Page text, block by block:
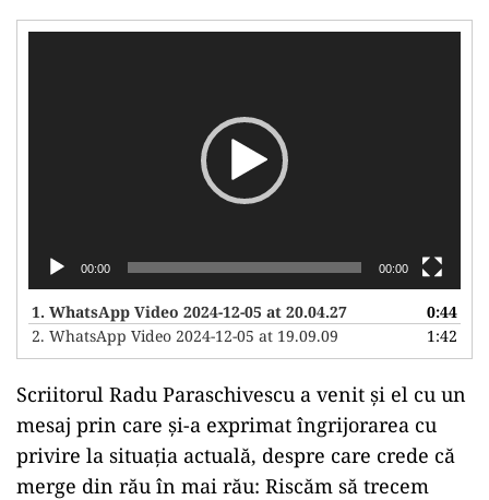
00:00 00:00
1. WhatsApp Video 2024-12-05 at 20.04.27
0:44
2. WhatsApp Video 2024-12-05 at 19.09.09 1:42
Scriitorul Radu Paraschivescu a venit și el cu un
mesaj prin care și-a exprimat îngrijorarea cu
privire la situația actuală, despre care crede că
merge din rău în mai rău: Riscăm să trecem